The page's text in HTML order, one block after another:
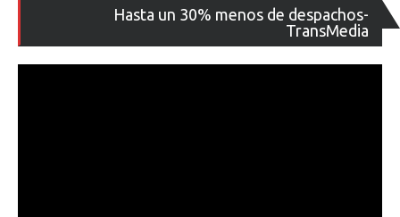
Hasta un 30% menos de despachos-
TransMedia
de